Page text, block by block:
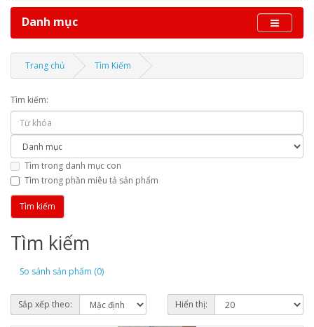
Danh mục
Trang chủ Tìm Kiếm
Tìm kiếm:
Tìm trong danh mục con
Tìm trong phần miêu tả sản phẩm
Tìm kiếm
So sánh sản phẩm (0)
Sắp xếp theo: Hiển thị: